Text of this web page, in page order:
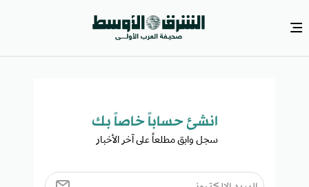
انشئ حساباً خاصاً بك​
سجل وابق مطلعاً على آخر الأخبار ​